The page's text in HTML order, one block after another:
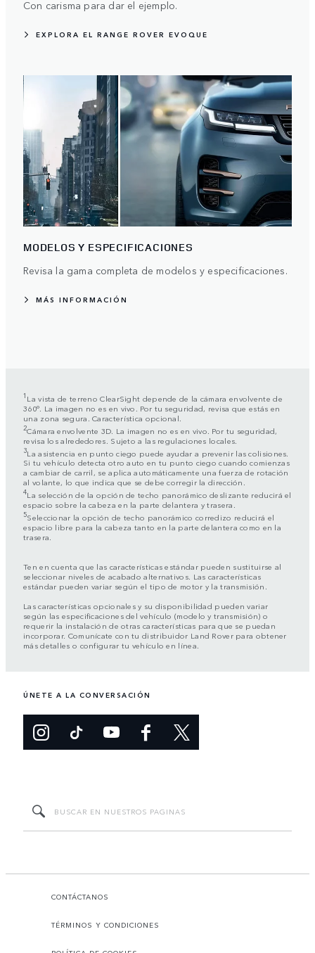
Con carisma para dar el ejemplo.
EXPLORA EL RANGE ROVER EVOQUE
MODELOS Y ESPECIFICACIONES
Revisa la gama completa de modelos y especificaciones.
MÁS INFORMACIÓN
1 La vista de terreno ClearSight depende de la cámara envolvente de
360°. La imagen no es en vivo. Por tu seguridad, revisa que estás en
una zona segura. Característica opcional.
2Cámara envolvente 3D. La imagen no es en vivo. Por tu seguridad,
revisa los alrededores. Sujeto a las regulaciones locales.
3La asistencia en punto ciego puede ayudar a prevenir las colisiones.
Si tu vehículo detecta otro auto en tu punto ciego cuando comienzas
a cambiar de carril, se aplica automáticamente una fuerza de rotación
al volante, lo que indica que se debe corregir la dirección.
4La selección de la opción de techo panorámico deslizante reducirá el
espacio sobre la cabeza en la parte delantera y trasera.
5Seleccionar la opción de techo panorámico corredizo reducirá el
espacio libre para la cabeza tanto en la parte delantera como en la
trasera.
Ten en cuenta que las características estándar pueden sustituirse al
seleccionar niveles de acabado alternativos. Las características
estándar pueden variar según el tipo de motor y la transmisión.
Las características opcionales y su disponibilidad pueden variar
según las especificaciones del vehículo (modelo y transmisión) o
requerir la instalación de otras características para que se puedan
incorporar. Comunícate con tu distribuidor Land Rover para obtener
más detalles o configurar tu vehículo en línea.
ÚNETE A LA CONVERSACIÓN
CONTÁCTANOS
TÉRMINOS Y CONDICIONES